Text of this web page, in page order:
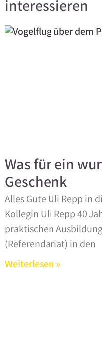
interessieren
Was für ein
Geschenk
Alles Gute Uli Repp in
Kollegin Uli Repp 40
praktischen
(Referendariat) in den
Weiterlesen »